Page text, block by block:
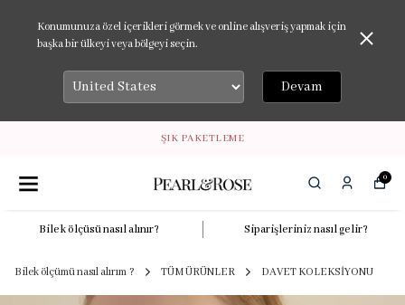
Konumunuza özel içerikleri görmek ve online alışveriş yapmak için
başka bir ülkeyi veya bölgeyi seçin.
Devam
ŞIK PAKETLEME
0
Bilek ölçüsü nasıl alınır? Siparişleriniz nasıl gelir?
Bilek ölçümü nasıl alırım ? TÜM ÜRÜNLER DAVET KOLEKSİYONU